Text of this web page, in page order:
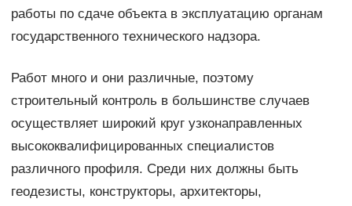
работы по сдаче объекта в эксплуатацию органам
государственного технического надзора.
Работ много и они различные, поэтому
строительный контроль в большинстве случаев
осуществляет широкий круг узконаправленных
высококвалифицированных специалистов
различного профиля. Среди них должны быть
геодезисты, конструкторы, архитекторы,